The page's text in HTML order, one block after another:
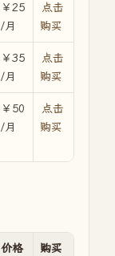
￥25
/月
点击
购买
￥35
/月
点击
购买
￥50
/月
点击
购买
价格
购买